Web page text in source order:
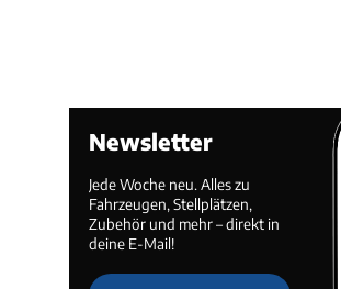
Newsletter
Jede Woche neu. Alles zu
Fahrzeugen, Stellplätzen,
Zubehör und mehr – direkt in
deine E-Mail!